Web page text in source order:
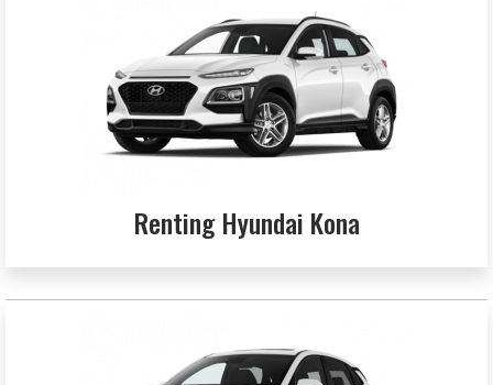
Renting Hyundai Kona